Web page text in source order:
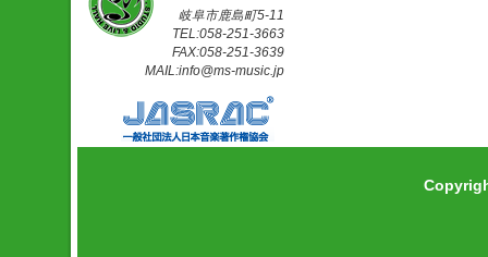
岐阜市鹿島町5-11
TEL:058-251-3663
FAX:058-251-3639
MAIL:info@ms-music.jp